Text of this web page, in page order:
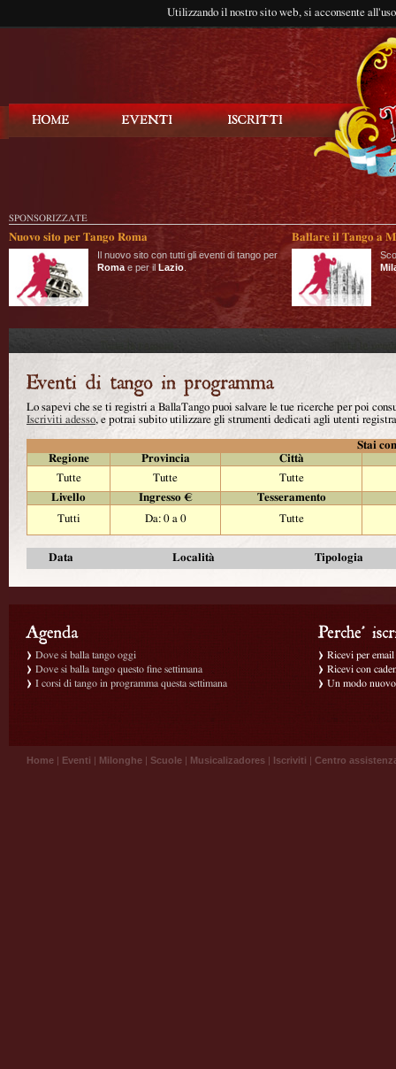
Utilizzando il nostro sito web, si acconsente
SPONSORIZZATE
Nuovo sito per Tango Roma
Il nuovo sito con tutti gli eventi di tango per
Roma e per il Lazio
Ballare il Tango a
Lo sapevi che se ti registri a BallaTango puoi salvare le tue ricerche per poi
Iscriviti adesso, e potrai subito utilizzare gli strumenti dedicati agli utenti
Stai
Regione
Provincia
Città
Tutte
Tutte
Tutte
Livello
Ingresso €
Tesseramento
Tutti
Da: 0 a 0 Tutte
Data Località Tipologia
Dove si balla tango oggi
Dove si balla tango questo fine settimana
I corsi di tango in programma questa settimana
Ricevi per
Ricevi con
Un modo
Home | Eventi | Milonghe | Scuole | Musicalizadores | Iscriviti | Centro